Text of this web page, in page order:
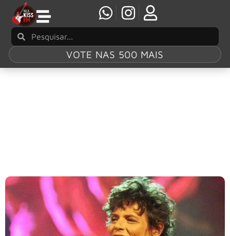
VOTE NAS 500 MAIS